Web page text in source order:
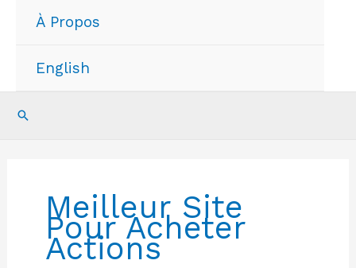
À Propos
English
Recherche
Meilleur Site
Pour Acheter
Actions